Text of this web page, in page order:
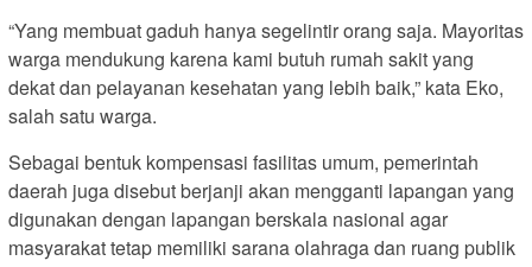
“Yang membuat gaduh hanya segelintir orang saja. Mayoritas
warga mendukung karena kami butuh rumah sakit yang
dekat dan pelayanan kesehatan yang lebih baik,” kata Eko,
salah satu warga.
Sebagai bentuk kompensasi fasilitas umum, pemerintah
daerah juga disebut berjanji akan mengganti lapangan yang
digunakan dengan lapangan berskala nasional agar
masyarakat tetap memiliki sarana olahraga dan ruang publik